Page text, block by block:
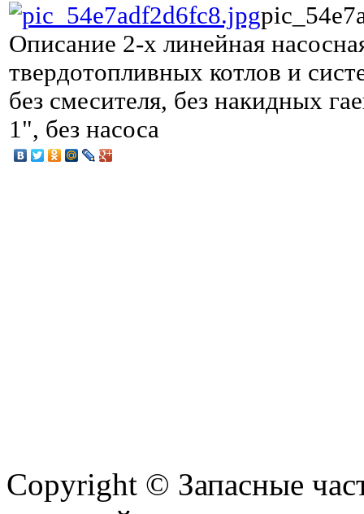
Описание 2-х линейная
твердотопливных котлов и
без смесителя, без накидных
1", без насоса
Copyright © Запасные